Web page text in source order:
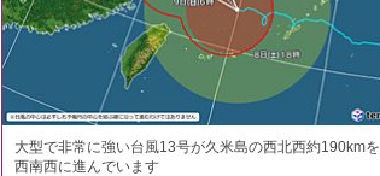
大型で非常に強い台風13号が久米島の西北西約190kmを
西南西に進んでいます